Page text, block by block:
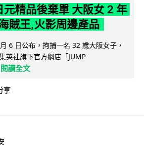
精品後棄單 大阪女 2 年
賊王,火影周邊產品
6 日公布，拘捕一名 32 歲大阪女子，
英社旗下官方網店「JUMP
閱讀全文
享